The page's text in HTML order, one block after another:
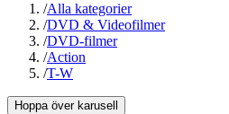
/Alla kategorier
/DVD & Videofilmer
/DVD-filmer
/Action
/T-W
Hoppa över karusell